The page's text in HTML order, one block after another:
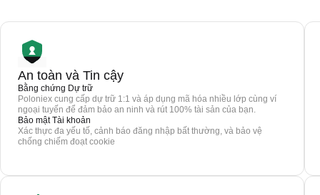
An toàn và Tin cậy
Bằng chứng Dự trữ
Poloniex cung cấp dự trữ 1:1 và áp dụng mã hóa nhiều lớp cùng ví
ngoại tuyến để đảm bảo an ninh và rút 100% tài sản của bạn.
Bảo mật Tài khoản
Xác thực đa yếu tố, cảnh báo đăng nhập bất thường, và bảo vệ
chống chiếm đoạt cookie